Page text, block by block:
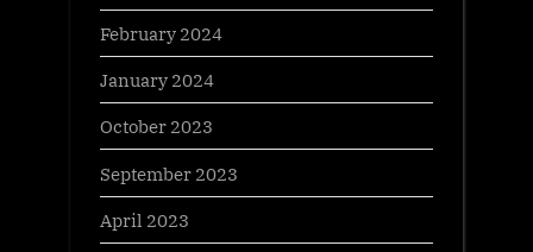
February 2024
January 2024
October 2023
September 2023
April 2023